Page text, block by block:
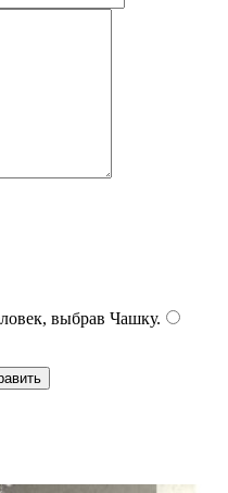
выбрав Чашку.